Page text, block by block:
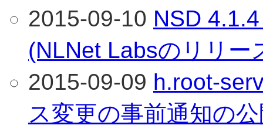
2015-09-10 NSD
(NLNet Labsのリリー
2015-09-09 h.root-
ス変更の事前通知の